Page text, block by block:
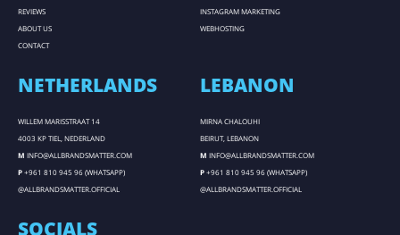
REVIEWS
ABOUT US
CONTACT
INSTAGRAM MARKETING
WEBHOSTING
NETHERLANDS
WILLEM MARISSTRAAT 14
4003 KP TIEL, NEDERLAND
M INFO@ALLBRANDSMATTER.COM
P+961 810 945 96 (WHATSAPP)
@ALLBRANDSMATTER.OFFICIAL
LEBANON
MIRNA CHALOUHI
BEIRUT, LEBANON
M INFO@ALLBRANDSMATTER.COM
P+961 810 945 96 (WHATSAPP)
@ALLBRANDSMATTER.OFFICIAL
SOCIALS